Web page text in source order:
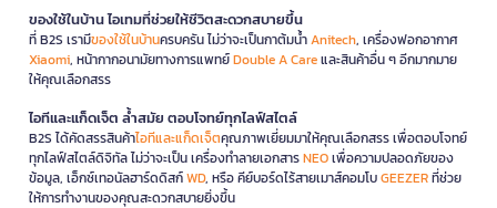
ของใช้ในบ้าน ไอเทมที่ช่วยให้ชีวิตสะดวกสบายขึ้น
ที่ B2S เรามีของใช้ในบ้านครบครัน ไม่ว่าจะเป็นกาต้มน้ำAnitech, เครื่องฟอกอากาศ
Xiaomi, หน้ากากอนามัยทางการแพทย์Double A Careและสินค้าอื่น ๆ อีกมากมาย
ให้คุณเลือกสรร
ไอทีและแก็ดเจ็ต ล้ำสมัย ตอบโจทย์ทุกไลฟ์สไตล์
B2S ได้คัดสรรสินค้าไอทีและแก็ดเจ็ตคุณภาพเยี่ยมมาให้คุณเลือกสรร เพื่อตอบโจทย์
ทุกไลฟ์สไตล์ดิจิทัล ไม่ว่าจะเป็น เครื่องทำลายเอกสารNEOเพื่อความปลอดภัยของ
ข้อมูล, เอ็กซ์เทอนัลฮาร์ดดิสก์WD, หรือ คีย์บอร์ดไร้สายเมาส์คอมโบGEEZERที่ช่วย
ให้การทำงานของคุณสะดวกสบายยิ่งขึ้น